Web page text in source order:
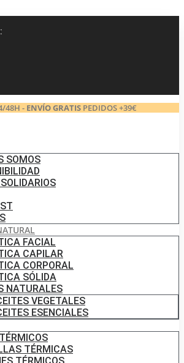
48H - ENVÍO GRATISPEDIDOS +39€
SOMOS
FACIAL
CAPILAR
CORPORAL
SÓLIDA
NATURALES
VEGETALES
ESENCIALES
TÉRMICAS